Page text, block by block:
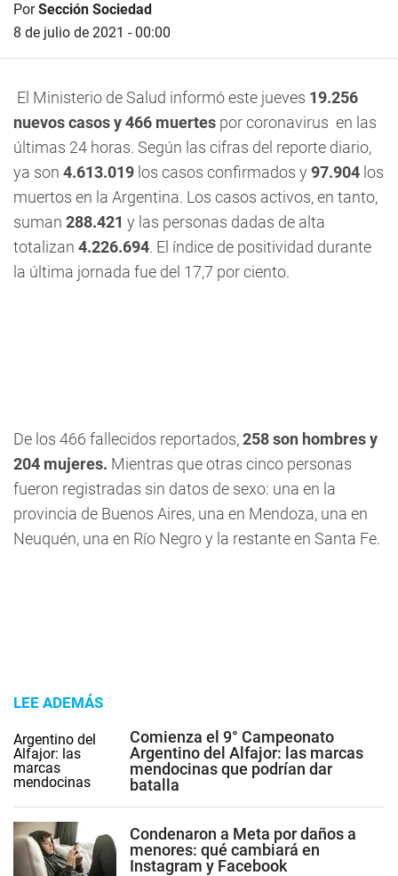
PorSección Sociedad
8 de julio de 2021 - 00:00
El Ministerio de Salud informó este jueves 19.256
nuevos casosy 466 muertes por coronavirus en las
últimas 24 horas. Según las cifras del reporte diario,
ya son 4.613.019 los casos confirmados y 97.904 los
muertos en la Argentina. Los casos activos, en tanto,
suman 288.421 y las personas dadas de alta
totalizan 4.226.694. El índice de positividad durante
la última jornada fue del 17,7 por ciento.
De los 466 fallecidos reportados,258 son hombres y
204 mujeres. Mientras que otras cinco personas
fueron registradas sin datos de sexo: una en la
provincia de Buenos Aires, una en Mendoza, una en
Neuquén, una en Río Negro y la restante en Santa Fe.
LEE ADEMÁS
Comienza el 9° Campeonato
Argentino del Alfajor: las marcas
mendocinas que podrían dar
batalla
Condenaron a Meta por daños a
menores: qué cambiará en
Instagram y Facebook